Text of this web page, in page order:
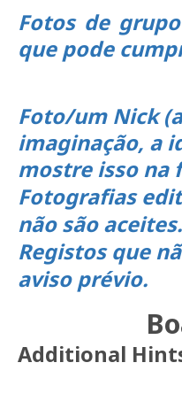
Fotos de
que pode
Foto/um Nick
imaginação, a
mostre isso na
Fotografias
não são aceites.
Registos que
aviso prévio.
Additional